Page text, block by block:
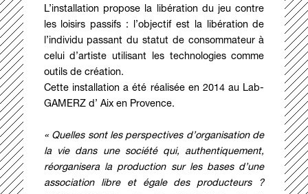
L’installation propose la libération du jeu contre
les loisirs passifs : l’objectif est la libération de
l’individu passant du statut de consommateur à
celui d’artiste utilisant les technologies comme
outils de création.
Cette installation a été réalisée en 2014 au Lab-
GAMERZ d’ Aix en Provence.
« Quelles sont les perspectives d’organisation de
la vie dans une société qui, authentiquement,
réorganisera la production sur les bases d’une
association libre et égale des producteurs ?